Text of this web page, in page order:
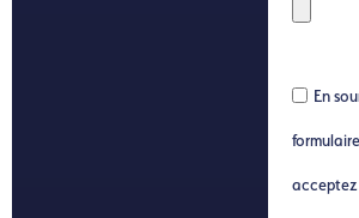
En
acceptez